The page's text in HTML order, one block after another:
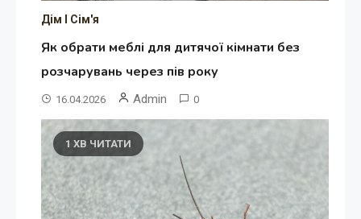
Дім І Сім'я
Як обрати меблі для дитячої кімнати без
розчарувань через пів року
16.04.2026 Admin 0
1 ХВ ЧИТАТИ